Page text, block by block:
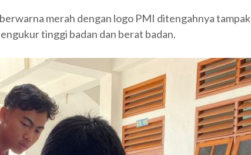
merah dengan logo PMI ditengahnya
tinggi badan dan berat badan.